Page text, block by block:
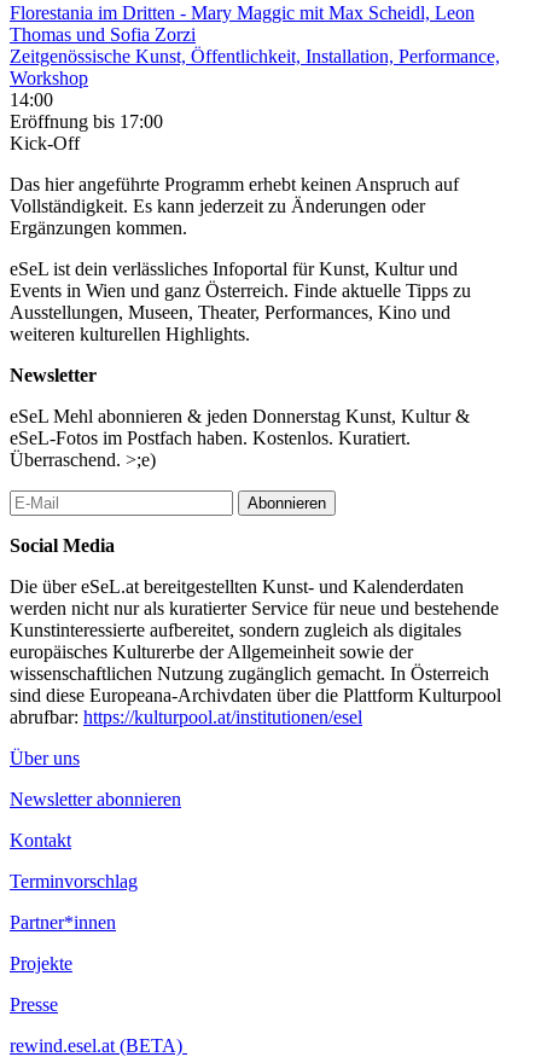
Florestania im Dritten - Mary Maggic mit Max Scheidl, Leon
Thomas und Sofia Zorzi
Zeitgenössische Kunst, Öffentlichkeit, Installation, Performance,
Workshop
14:00
Eröffnung bis 17:00
Kick-Off
Das hier angeführte Programm erhebt keinen Anspruch auf
Vollständigkeit. Es kann jederzeit zu Änderungen oder
Ergänzungen kommen.
eSeL ist dein verlässliches Infoportal für Kunst, Kultur und
Events in Wien und ganz Österreich. Finde aktuelle Tipps zu
Ausstellungen, Museen, Theater, Performances, Kino und
weiteren kulturellen Highlights.
Newsletter
eSeL Mehl abonnieren & jeden Donnerstag Kunst, Kultur &
eSeL-Fotos im Postfach haben. Kostenlos. Kuratiert.
Überraschend. >;e)
Abonnieren
Social Media
Die über eSeL.at bereitgestellten Kunst- und Kalenderdaten
werden nicht nur als kuratierter Service für neue und bestehende
Kunstinteressierte aufbereitet, sondern zugleich als digitales
europäisches Kulturerbe der Allgemeinheit sowie der
wissenschaftlichen Nutzung zugänglich gemacht. In Österreich
sind diese Europeana-Archivdaten über die Plattform Kulturpool
abrufbar: https://kulturpool.at/institutionen/esel
Über uns
Newsletter abonnieren
Kontakt
Terminvorschlag
Partner*innen
Projekte
Presse
rewind.esel.at (BETA)